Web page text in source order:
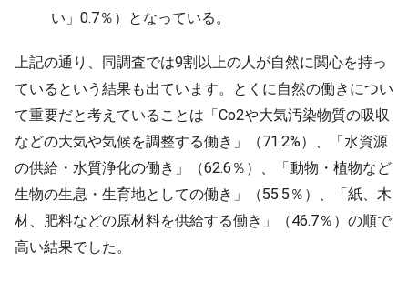
い」0.7％）となっている。
上記の通り、同調査では9割以上の人が自然に関心を持っ
ているという結果も出ています。とくに自然の働きについ
て重要だと考えていることは「Co2や大気汚染物質の吸収
などの大気や気候を調整する働き」（71.2%）、「水資源
の供給・水質浄化の働き」（62.6％）、「動物・植物など
生物の生息・生育地としての働き」（55.5％）、「紙、木
材、肥料などの原材料を供給する働き」（46.7％）の順で
高い結果でした。